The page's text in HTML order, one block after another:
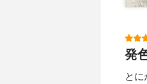
発
と